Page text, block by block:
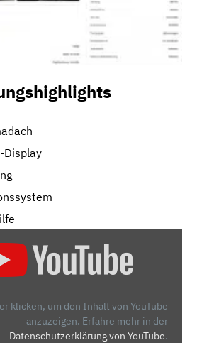
Display
klicken, um den Inhalt von YouTube
anzuzeigen. Erfahre mehr in der
Datenschutzerklärung von YouTube.